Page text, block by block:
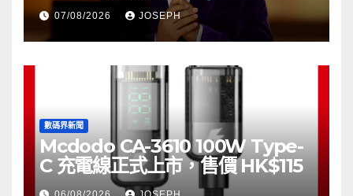
07/08/2026 JOSEPH
數碼界新聞
Mcdodo CA-3610 100W Type-
C 充電線正式上市，售價 HK$115